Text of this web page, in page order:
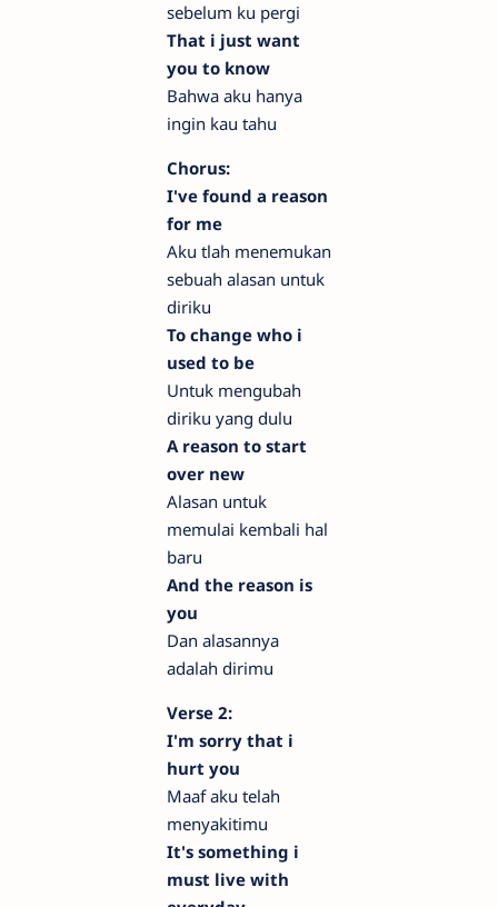
sebelum ku pergi
That i just want
you to know
Bahwa aku hanya
ingin kau tahu
Chorus:
I've found a reason
for me
Aku tlah menemukan
sebuah alasan untuk
diriku
To change who i
used to be
Untuk mengubah
diriku yang dulu
A reason to start
over new
Alasan untuk
memulai kembali hal
baru
And the reason is
you
Dan alasannya
adalah dirimu
Verse 2:
I'm sorry that i
hurt you
Maaf aku telah
menyakitimu
It's something i
must live with